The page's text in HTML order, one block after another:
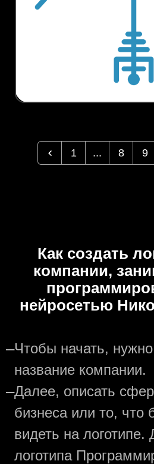
1 ... 8 9
Как создать
компании,
нейросетью
—Чтобы начать,
название компании.
—Далее, описать
бизнеса или то, что
видеть на логотипе.
логотипа